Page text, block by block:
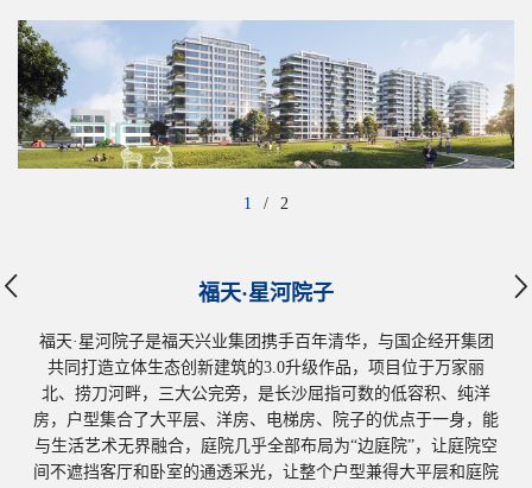
1 / 2
福天·星河院子
福天·星河院子是福天兴业集团携手百年清华，与国企经开集团
共同打造立体生态创新建筑的3.0升级作品，项目位于万家丽
北、捞刀河畔，三大公完旁，是长沙屈指可数的低容积、纯洋
房，户型集合了大平层、洋房、电梯房、院子的优点于一身，能
与生活艺术无界融合，庭院几乎全部布局为“边庭院”，让庭院空
间不遮挡客厅和卧室的通透采光，让整个户型兼得大平层和庭院